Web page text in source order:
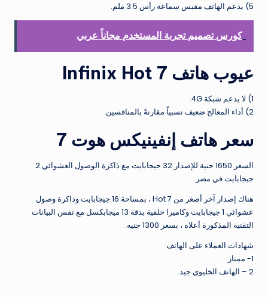
5) يدعم الهاتف مقبس سماعة رأس 3.5 ملم.
كورس تصميم تجربة المستخدم مجاناً عربي
عيوب هاتف Infinix Hot 7
1) لا يدعم شبكة 4G.
2) أداء المعالج ضعيف نسبياً مقارنةً بالمنافسين.
سعر هاتف إنفينيكس هوت 7
السعر 1650 جنية للإصدار 32 جيجابايت مع ذاكرة الوصول العشوائي 2
جيجابايت في مصر.
هناك إصدار آخر أصغر من Hot 7 ، بمساحة 16 جيجابايت وذاكرة وصول
عشوائي 1 جيجابايت وكاميرا خلفية بدقة 13 ميجابكسل مع نفس البيانات
التقنية المذكورة أعلاه ، بسعر 1300 جنيه.
شهادات العملاء على الهاتف
1- ممتاز
2 – الهاتف الخليوي جيد.